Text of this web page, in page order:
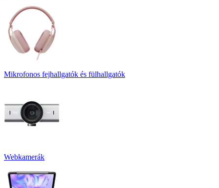
Mikrofonos fejhallgatók és fülhallgatók
Webkamerák